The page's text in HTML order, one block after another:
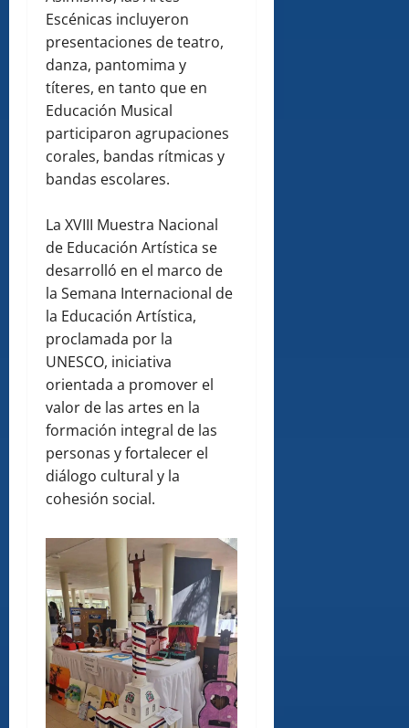
Escénicas incluyeron
presentaciones de teatro,
danza, pantomima y
títeres, en tanto que en
Educación Musical
participaron agrupaciones
corales, bandas rítmicas y
bandas escolares.
La XVIII Muestra Nacional
de Educación Artística se
desarrolló en el marco de
la Semana Internacional de
la Educación Artística,
proclamada por la
UNESCO, iniciativa
orientada a promover el
valor de las artes en la
formación integral de las
personas y fortalecer el
diálogo cultural y la
cohesión social.